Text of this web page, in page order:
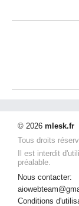
© 2026 mlesk.fr
Tous droits
Il est interdit
préalable.
Nous contacter:
Conditions